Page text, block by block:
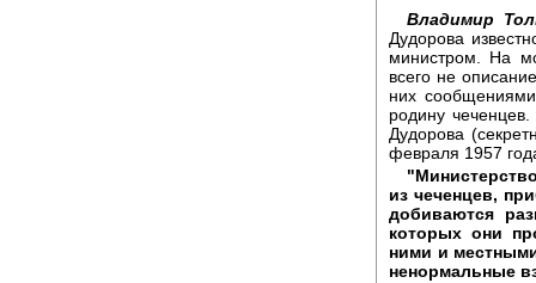
Владимир
Дудорова
министром. На
всего не
них
родину
Дудорова
февраля 1957
из чеченцев,
добиваются
которых они
ними и
ненормальные